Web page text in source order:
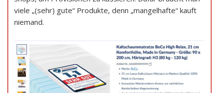
viele „(sehr) gute“ Produkte, denn „mangelhafte“ kauft
niemand.